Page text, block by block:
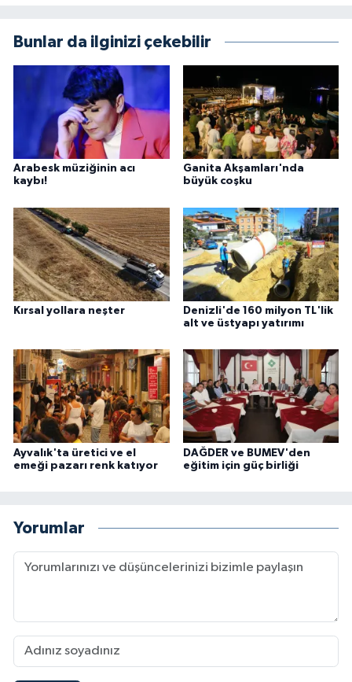
Bunlar da ilginizi çekebilir
Arabesk müziğinin acı
kaybı!
Ganita Akşamları'nda
büyük coşku
Kırsal yollara neşter
Denizli'de 160 milyon TL'lik
alt ve üstyapı yatırımı
Ayvalık'ta üretici ve el
emeği pazarı renk katıyor
DAĞDER ve BUMEV'den
eğitim için güç birliği
Yorumlar